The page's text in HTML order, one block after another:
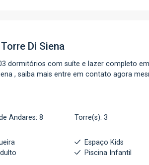
Torre Di Siena
dormitórios com suíte e lazer completo
, saiba mais entre em contato agora
Andares: 8
Torre(s): 3
Espaço Kids
Piscina Infantil